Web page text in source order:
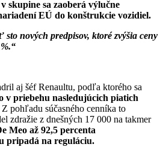
skupine sa zaoberá výlučne
EÚ do konštrukcie vozidiel.
nových predpisov, ktoré zvýšia ceny
aj šéf Renaultu, podľa ktorého sa
v priebehu nasledujúcich piatich
Z pohľadu súčasného cenníka to
zdražie z dnešných 17 000 na takmer
Meo až 92,5 percenta
pripadá na reguláciu.